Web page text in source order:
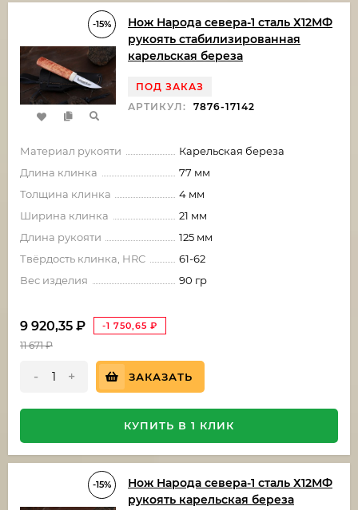
-15%
Нож Народа севера-1 сталь Х12МФ
рукоять стабилизированная
карельская береза
ПОД ЗАКАЗ
АРТИКУЛ:
7876-17142
Материал рукояти
Карельская береза
Длина клинка
77 мм
Толщина клинка
4 мм
Ширина клинка
21 мм
Длина рукояти
125 мм
Твёрдость клинка, HRC
61-62
Вес изделия
90 гр
9 920,35 ₽ -1 750,65 ₽
11 671₽
- + ЗАКАЗАТЬ
КУПИТЬ В 1 КЛИК
-15%
Нож Народа севера-1 сталь Х12МФ
рукоять карельская береза